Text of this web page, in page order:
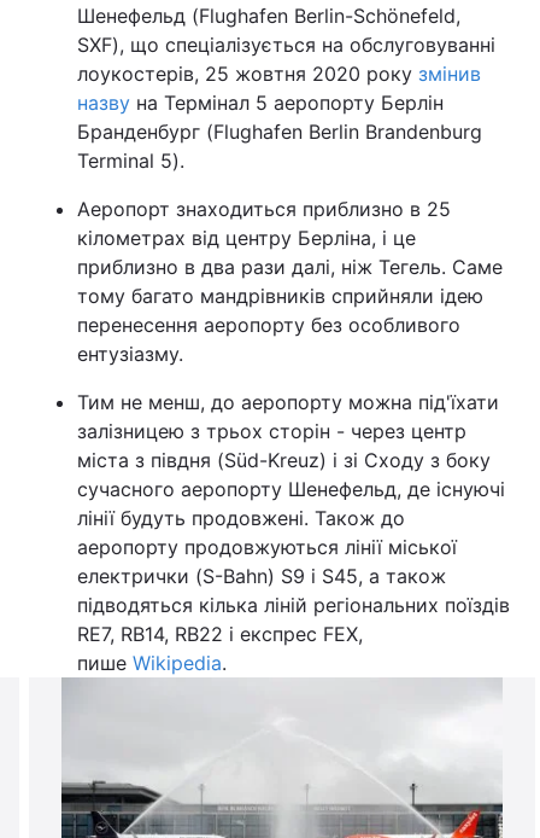
Шенефельд (Flughafen Berlin-Schönefeld,
SXF), що спеціалізується на обслуговуванні
лоукостерів, 25 жовтня 2020 року змінив
назву на Термінал 5 аеропорту Берлін
Бранденбург (Flughafen Berlin Brandenburg
Terminal 5).
Аеропорт знаходиться приблизно в 25
кілометрах від центру Берліна, і це
приблизно в два рази далі, ніж Тегель. Саме
тому багато мандрівників сприйняли ідею
перенесення аеропорту без особливого
ентузіазму.
Тим не менш, до аеропорту можна під'їхати
залізницею з трьох сторін - через центр
міста з півдня (Süd-Kreuz) і зі Сходу з боку
сучасного аеропорту Шенефельд, де існуючі
лінії будуть продовжені. Також до
аеропорту продовжуються лінії міської
електрички (S-Bahn) S9 і S45, а також
підводяться кілька ліній регіональних поїздів
RE7, RB14, RB22 і експрес FEX,
пише Wikipedia.